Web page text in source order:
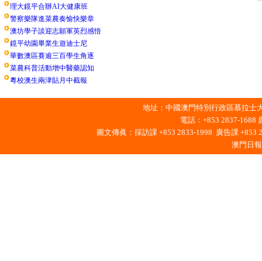
理大鏡平合辦AI大健康班
警察樂隊進菜農奏愉快樂章
澳坊學子談迎志願軍英烈感悟
鏡平幼園畢業生遊迪士尼
華數澳區賽逾三百學生角逐
菜農科普活動增中醫藥認知
粵校澳生兩津貼月中截報